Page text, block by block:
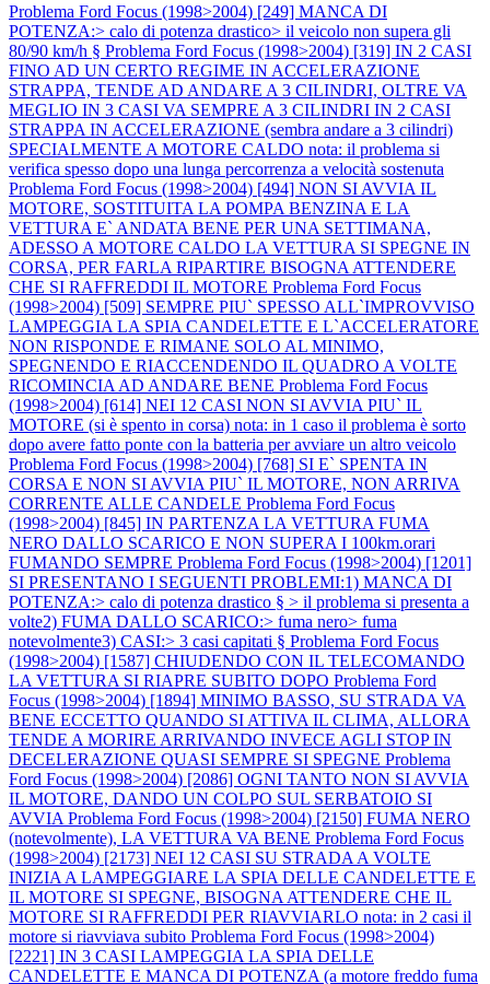
Problema Ford Focus (1998>2004) [249] MANCA DI
POTENZA:> calo di potenza drastico> il veicolo non supera gli
80/90 km/h § Problema Ford Focus (1998>2004) [319] IN 2 CASI
FINO AD UN CERTO REGIME IN ACCELERAZIONE
STRAPPA, TENDE AD ANDARE A 3 CILINDRI, OLTRE VA
MEGLIO IN 3 CASI VA SEMPRE A 3 CILINDRI IN 2 CASI
STRAPPA IN ACCELERAZIONE (sembra andare a 3 cilindri)
SPECIALMENTE A MOTORE CALDO nota: il problema si
verifica spesso dopo una lunga percorrenza a velocità sostenuta
Problema Ford Focus (1998>2004) [494] NON SI AVVIA IL
MOTORE, SOSTITUITA LA POMPA BENZINA E LA
VETTURA E` ANDATA BENE PER UNA SETTIMANA,
ADESSO A MOTORE CALDO LA VETTURA SI SPEGNE IN
CORSA, PER FARLA RIPARTIRE BISOGNA ATTENDERE
CHE SI RAFFREDDI IL MOTORE Problema Ford Focus
(1998>2004) [509] SEMPRE PIU` SPESSO ALL`IMPROVVISO
LAMPEGGIA LA SPIA CANDELETTE E L`ACCELERATORE
NON RISPONDE E RIMANE SOLO AL MINIMO,
SPEGNENDO E RIACCENDENDO IL QUADRO A VOLTE
RICOMINCIA AD ANDARE BENE Problema Ford Focus
(1998>2004) [614] NEI 12 CASI NON SI AVVIA PIU` IL
MOTORE (si è spento in corsa) nota: in 1 caso il problema è sorto
dopo avere fatto ponte con la batteria per avviare un altro veicolo
Problema Ford Focus (1998>2004) [768] SI E` SPENTA IN
CORSA E NON SI AVVIA PIU` IL MOTORE, NON ARRIVA
CORRENTE ALLE CANDELE Problema Ford Focus
(1998>2004) [845] IN PARTENZA LA VETTURA FUMA
NERO DALLO SCARICO E NON SUPERA I 100km.orari
FUMANDO SEMPRE Problema Ford Focus (1998>2004) [1201]
SI PRESENTANO I SEGUENTI PROBLEMI:1) MANCA DI
POTENZA:> calo di potenza drastico § > il problema si presenta a
volte2) FUMA DALLO SCARICO:> fuma nero> fuma
notevolmente3) CASI:> 3 casi capitati § Problema Ford Focus
(1998>2004) [1587] CHIUDENDO CON IL TELECOMANDO
LA VETTURA SI RIAPRE SUBITO DOPO Problema Ford
Focus (1998>2004) [1894] MINIMO BASSO, SU STRADA VA
BENE ECCETTO QUANDO SI ATTIVA IL CLIMA, ALLORA
TENDE A MORIRE ARRIVANDO INVECE AGLI STOP IN
DECELERAZIONE QUASI SEMPRE SI SPEGNE Problema
Ford Focus (1998>2004) [2086] OGNI TANTO NON SI AVVIA
IL MOTORE, DANDO UN COLPO SUL SERBATOIO SI
AVVIA Problema Ford Focus (1998>2004) [2150] FUMA NERO
(notevolmente), LA VETTURA VA BENE Problema Ford Focus
(1998>2004) [2173] NEI 12 CASI SU STRADA A VOLTE
INIZIA A LAMPEGGIARE LA SPIA DELLE CANDELETTE E
IL MOTORE SI SPEGNE, BISOGNA ATTENDERE CHE IL
MOTORE SI RAFFREDDI PER RIAVVIARLO nota: in 2 casi il
motore si riavviava subito Problema Ford Focus (1998>2004)
[2221] IN 3 CASI LAMPEGGIA LA SPIA DELLE
CANDELETTE E MANCA DI POTENZA (a motore freddo fuma